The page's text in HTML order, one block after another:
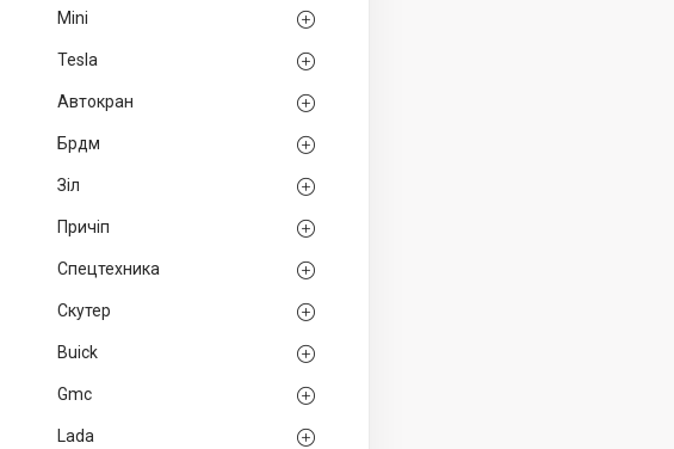
Mini
Tesla
Автокран
Брдм
Зіл
Причіп
Спецтехника
Скутер
Buick
Gmc
Lada